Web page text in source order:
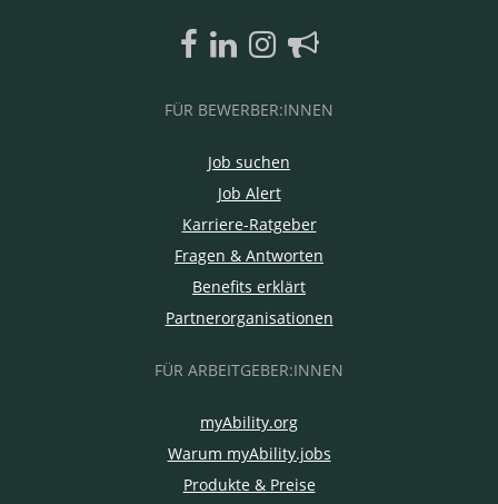
FÜR BEWERBER:INNEN
Job suchen
Job Alert
Karriere-Ratgeber
Fragen & Antworten
Benefits erklärt
Partnerorganisationen
FÜR ARBEITGEBER:INNEN
myAbility.org
Warum myAbility.jobs
Produkte & Preise